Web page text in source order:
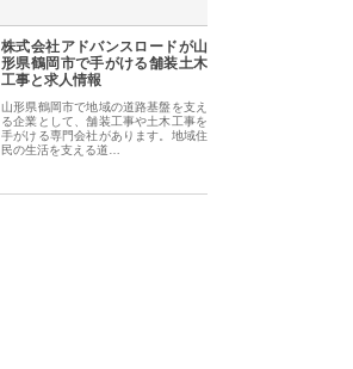
株式会社アドバンスロードが山
形県鶴岡市で手がける舗装土木
工事と求人情報
山形県鶴岡市で地域の道路基盤を支え
る企業として、舗装工事や土木工事を
手がける専門会社があります。地域住
民の生活を支える道…